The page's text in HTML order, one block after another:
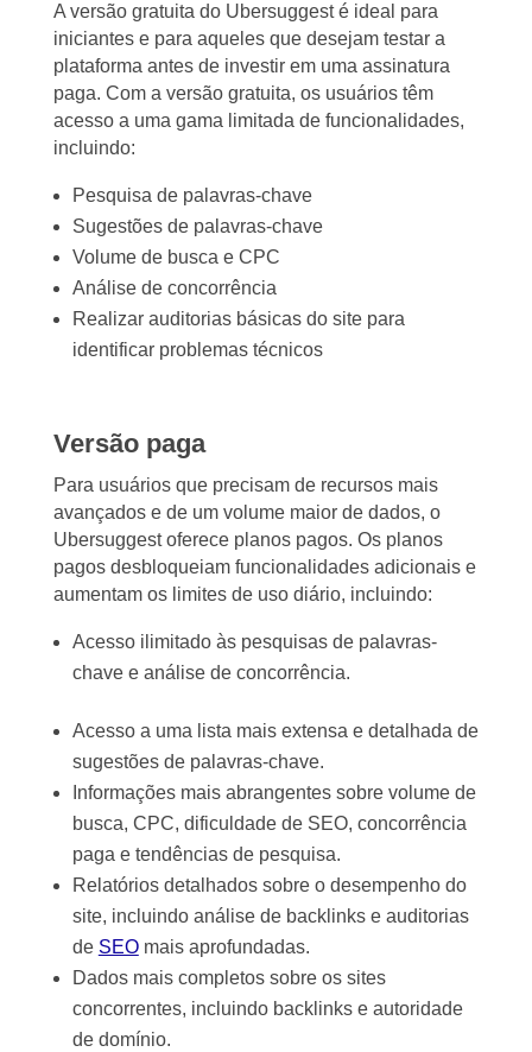
A versão gratuita do Ubersuggest é ideal para
iniciantes e para aqueles que desejam testar a
plataforma antes de investir em uma assinatura
paga. Com a versão gratuita, os usuários têm
acesso a uma gama limitada de funcionalidades,
incluindo:
Pesquisa de palavras-chave
Sugestões de palavras-chave
Volume de busca e CPC
Análise de concorrência
Realizar auditorias básicas do site para
identificar problemas técnicos
Versão paga
Para usuários que precisam de recursos mais
avançados e de um volume maior de dados, o
Ubersuggest oferece planos pagos. Os planos
pagos desbloqueiam funcionalidades adicionais e
aumentam os limites de uso diário, incluindo:
Acesso ilimitado às pesquisas de palavras-
chave e análise de concorrência.
Acesso a uma lista mais extensa e detalhada de
sugestões de palavras-chave.
Informações mais abrangentes sobre volume de
busca, CPC, dificuldade de SEO, concorrência
paga e tendências de pesquisa.
Relatórios detalhados sobre o desempenho do
site, incluindo análise de backlinks e auditorias
de SEOmais aprofundadas.
Dados mais completos sobre os sites
concorrentes, incluindo backlinks e autoridade
de domínio.